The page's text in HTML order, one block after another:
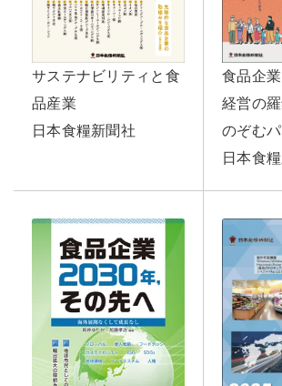
サステナビリティと食
品産業
日本食糧新聞社
食品企
経営の
のぞむ
日本食